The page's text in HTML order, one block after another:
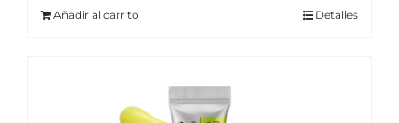
Añadir al carrito Detalles